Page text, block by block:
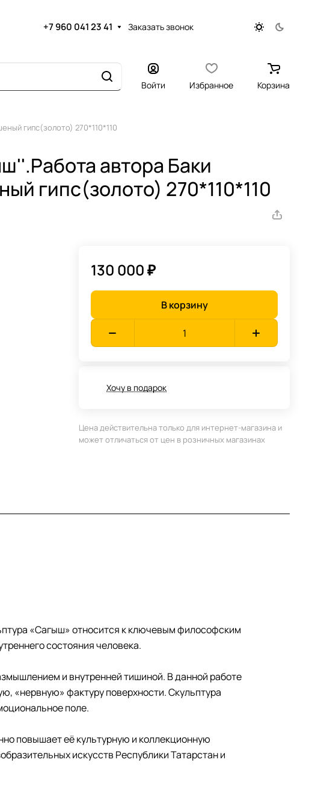
+7 960 041 23 41 Заказать звонок
Войти Избранное Корзина
гипс(золото) 270*110*110
автора Баки
гипс(золото) 270*110*110
130 000 ₽
В корзину
Хочу в подарок
Цена действительна только для интернет-магазина и
может отличаться от цен в розничных магазинах
«Сагыш» относится к ключевым философским
состояния человека.
и внутренней тишиной. В данной работе
«нервную» фактуру поверхности. Скульптура
поле.
повышает её культурную и коллекционную
искусств Республики Татарстан и